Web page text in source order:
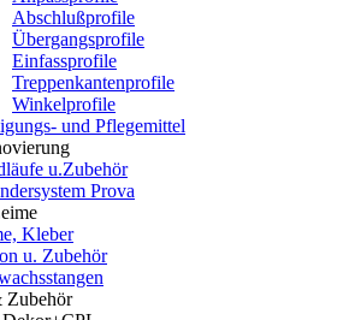
Abschlußprofile
Übergangsprofile
Einfassprofile
Treppenkantenprofile
Winkelprofile
und Pflegemittel
u.Zubehör
Prova
Kleber
u. Zubehör
Zubehör